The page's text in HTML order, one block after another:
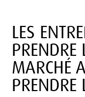
LES
PRENDRE
MARCHÉ
PRENDRE